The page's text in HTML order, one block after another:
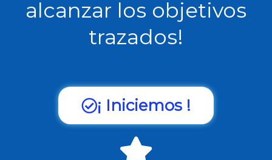
alcanzar los objetivos
trazados!
¡ Iniciemos !